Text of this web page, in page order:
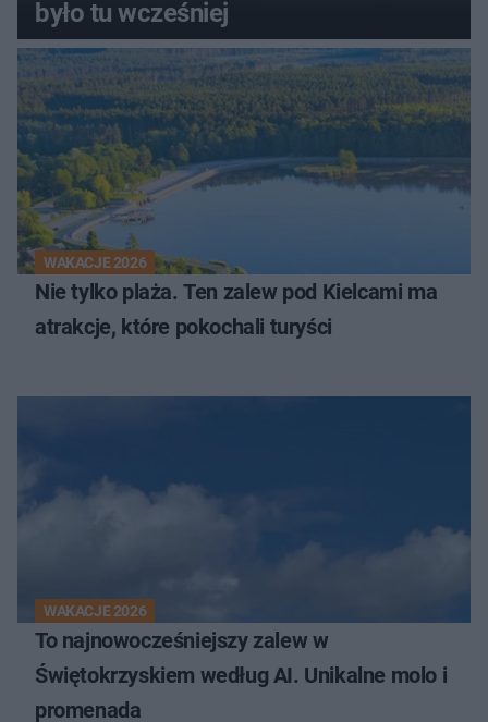
było tu wcześniej
WAKACJE 2026
Nie tylko plaża. Ten zalew pod Kielcami ma
atrakcje, które pokochali turyści
WAKACJE 2026
To najnowocześniejszy zalew w
Świętokrzyskiem według AI. Unikalne molo i
promenada